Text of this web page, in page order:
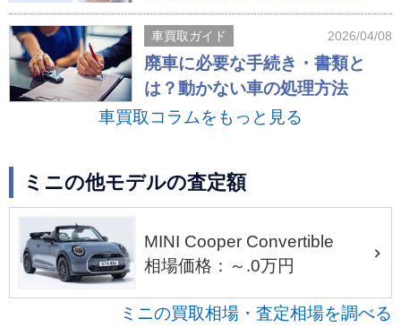
車買取ガイド 2026/04/08
廃車に必要な手続き・書類と
は？動かない車の処理方法
車買取コラムをもっと見る
ミニの他モデルの査定額
MINI Cooper Convertible
相場価格：～.0万円
ミニの買取相場・査定相場を調べる